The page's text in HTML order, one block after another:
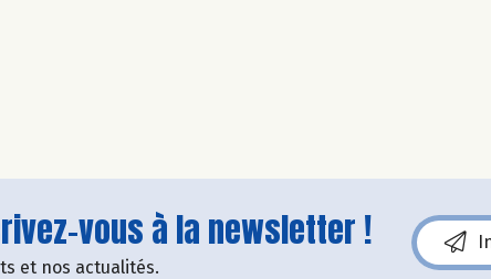
vous à la newsletter !
et nos actualités.